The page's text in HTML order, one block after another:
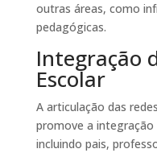
outras áreas, como
pedagógicas.
Integração
Escolar
A articulação das
promove a integração
incluindo pais,